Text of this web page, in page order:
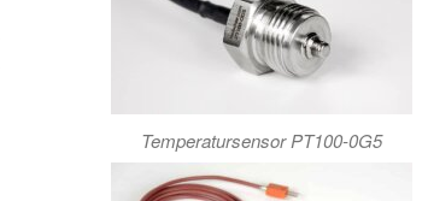
Temperatursensor PT100-0G5